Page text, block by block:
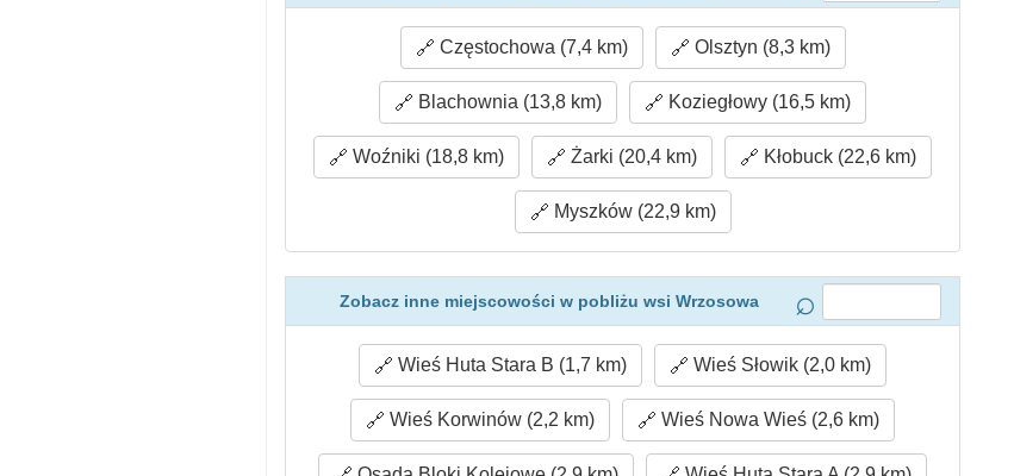
Częstochowa (7,4 km) Olsztyn (8,3 km)
Blachownia (13,8 km) Koziegłowy (16,5 km)
Woźniki (18,8 km) Żarki (20,4 km) Kłobuck (22,6 km)
Myszków (22,9 km)
Zobacz inne miejscowości w pobliżu wsi Wrzosowa
Wieś Huta Stara B (1,7 km) Wieś Słowik (2,0 km)
Wieś Korwinów (2,2 km) Wieś Nowa Wieś (2,6 km)